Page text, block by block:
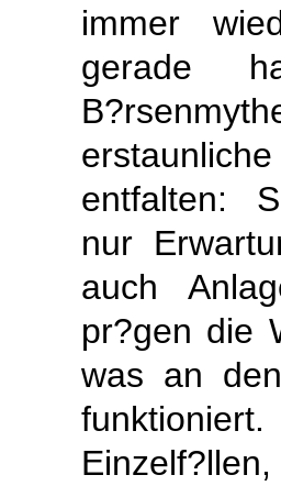
immer
gerade
entfalten:
nur
auch
pr?gen die
was an